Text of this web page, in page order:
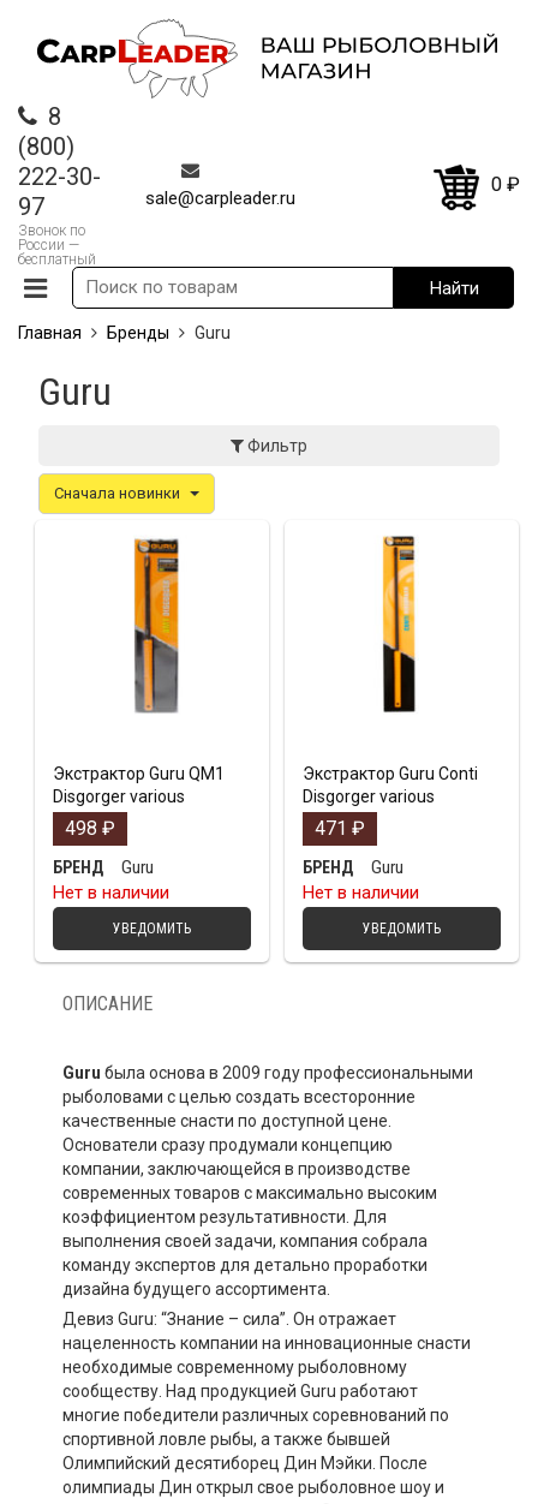
8
(800)
222-30-
97
Звонок по
России —
бесплатный
sale@carpleader.ru
0 ₽
Главная Бренды Guru
Guru
Фильтр
Сначала новинки
Экстрактор Guru QM1
Disgorger various
498 ₽
БРЕНД
Guru
Нет в наличии
УВЕДОМИТЬ
Экстрактор Guru Conti
Disgorger various
471 ₽
БРЕНД
Guru
Нет в наличии
УВЕДОМИТЬ
ОПИСАНИЕ
Guru была основа в 2009 году профессиональными
рыболовами с целью создать всесторонние
качественные снасти по доступной цене.
Основатели сразу продумали концепцию
компании, заключающейся в производстве
современных товаров с максимально высоким
коэффициентом результативности. Для
выполнения своей задачи, компания собрала
команду экспертов для детально проработки
дизайна будущего ассортимента.
Девиз Guru: “Знание – сила”. Он отражает
нацеленность компании на инновационные снасти
необходимые современному рыболовному
сообществу. Над продукцией Guru работают
многие победители различных соревнований по
спортивной ловле рыбы, а также бывшей
Олимпийский десятиборец Дин Мэйки. После
олимпиады Дин открыл свое рыболовное шоу и